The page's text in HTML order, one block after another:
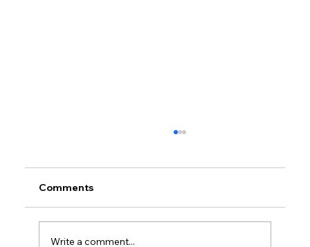
Comments
Write a comment...